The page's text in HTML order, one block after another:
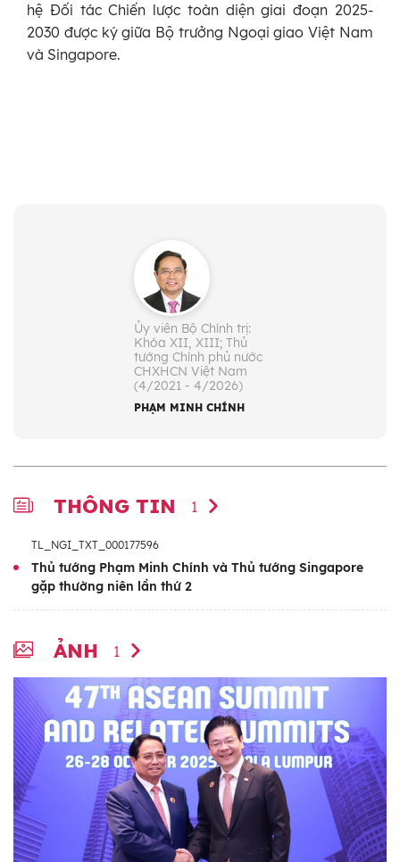
hệ Đối tác Chiến lược toàn diện giai đoạn 2025-
2030 được ký giữa Bộ trưởng Ngoại giao Việt Nam
và Singapore.
Ủy viên Bộ Chính trị:
Khóa XII, XIII; Thủ
tướng Chính phủ nước
CHXHCN Việt Nam
(4/2021 - 4/2026)
PHẠM MINH CHÍNH
THÔNG TIN 1
TL_NGI_TXT_000177596
Thủ tướng Phạm Minh Chính và Thủ tướng Singapore
gặp thường niên lần thứ 2
ẢNH 1